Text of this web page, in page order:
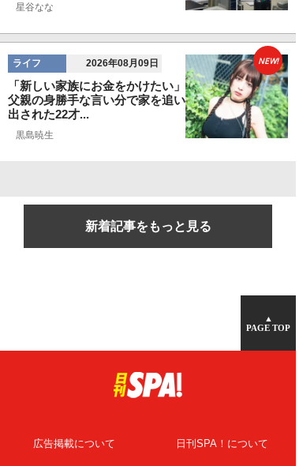
星谷なな
ライフ 2026年08月09日
「新しい家族にお金をかけたい」
父親の身勝手な言い分で家を追い
出された22才...
黒島暁生
NEW!
新着記事をもっと見る
▲
PAGE TOP
広告掲載について 日刊SPA！について